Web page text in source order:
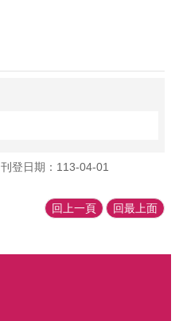
刊登日期：113-04-01
回上一頁 回最上面